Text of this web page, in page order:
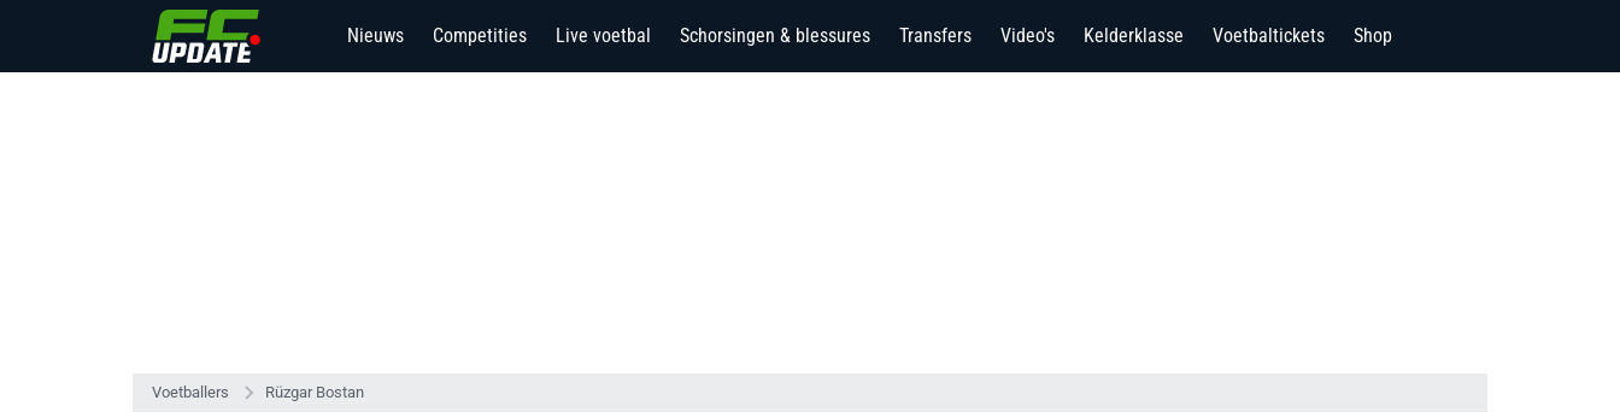
Nieuws Competities Live voetbal Schorsingen & blessures Transfers Video's Kelderklasse Voetbaltickets Shop
Voetballers Rüzgar Bostan